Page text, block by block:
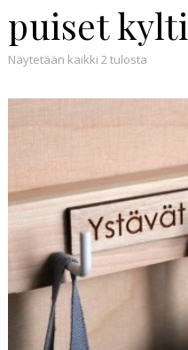
puiset
Näytetään kaikki 2 tulosta